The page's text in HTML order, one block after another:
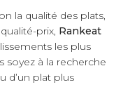
la qualité des plats,
prix, Rankeat
les plus
soyez à la recherche
d’un plat plus